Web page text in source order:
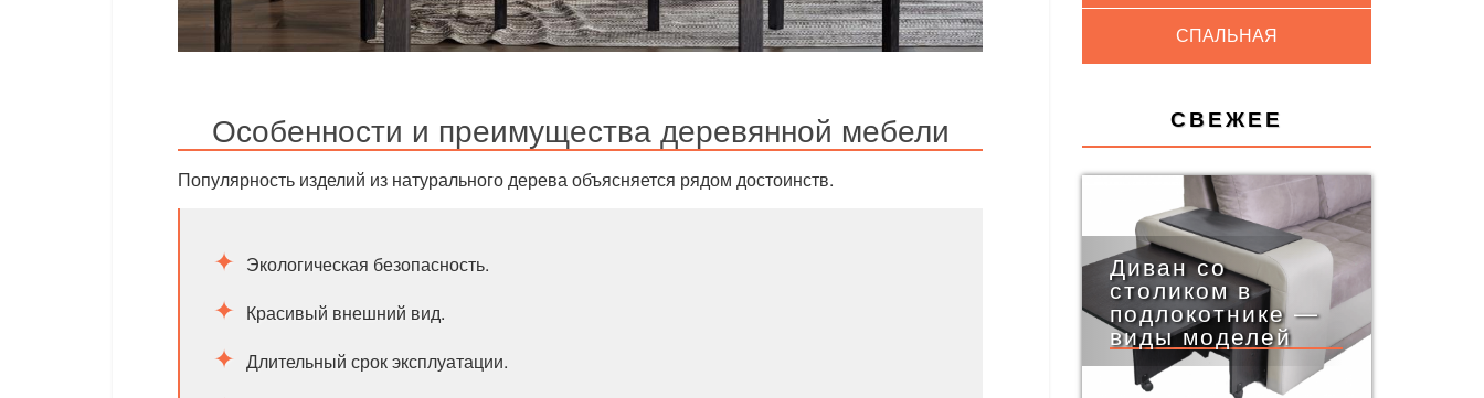
Особенности и преимущества деревянной мебели
Популярность изделий из натурального дерева объясняется рядом достоинств.
Экологическая безопасность.
Красивый внешний вид.
Длительный срок эксплуатации.
СПАЛЬНАЯ
СВЕЖЕЕ
Диван со
столиком в
подлокотнике —
виды моделей